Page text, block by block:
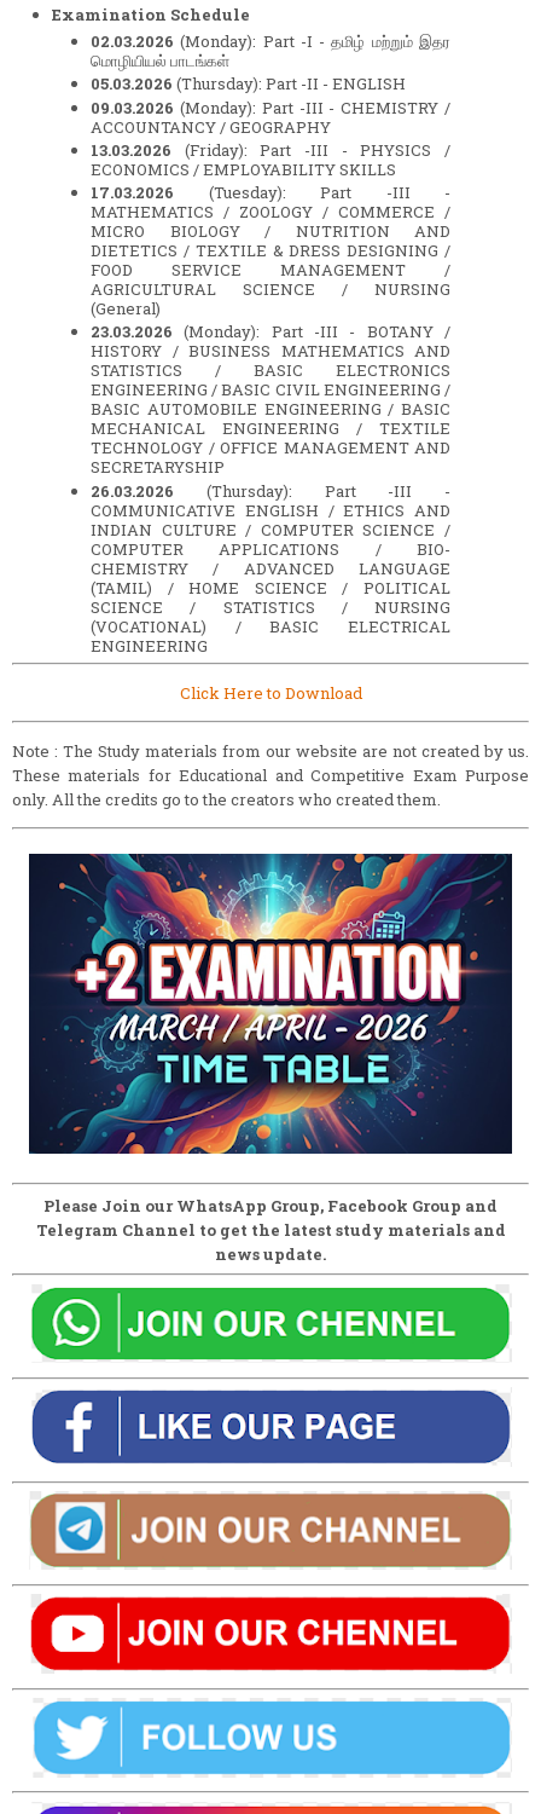
Examination Schedule
02.03.2026 (Monday): Part -I - தமிழ் மற்றும் இதர
மொழியியல் பாடங்கள்
05.03.2026 (Thursday): Part -II - ENGLISH
09.03.2026 (Monday): Part -III - CHEMISTRY /
ACCOUNTANCY / GEOGRAPHY
13.03.2026 (Friday): Part -III - PHYSICS /
ECONOMICS / EMPLOYABILITY SKILLS
17.03.2026 (Tuesday): Part -III -
MATHEMATICS / ZOOLOGY / COMMERCE /
MICRO BIOLOGY / NUTRITION AND
DIETETICS / TEXTILE & DRESS DESIGNING /
FOOD SERVICE MANAGEMENT /
AGRICULTURAL SCIENCE / NURSING
(General)
23.03.2026 (Monday): Part -III - BOTANY /
HISTORY / BUSINESS MATHEMATICS AND
STATISTICS / BASIC ELECTRONICS
ENGINEERING / BASIC CIVIL ENGINEERING /
BASIC AUTOMOBILE ENGINEERING / BASIC
MECHANICAL ENGINEERING / TEXTILE
TECHNOLOGY / OFFICE MANAGEMENT AND
SECRETARYSHIP
26.03.2026 (Thursday): Part -III -
COMMUNICATIVE ENGLISH / ETHICS AND
INDIAN CULTURE / COMPUTER SCIENCE /
COMPUTER APPLICATIONS / BIO-
CHEMISTRY / ADVANCED LANGUAGE
(TAMIL) / HOME SCIENCE / POLITICAL
SCIENCE / STATISTICS / NURSING
(VOCATIONAL) / BASIC ELECTRICAL
ENGINEERING
Click Here to Download
Note : The Study materials from our website are not created by us.
These materials for Educational and Competitive Exam Purpose
only. All the credits go to the creators who created them.
Please Join our WhatsApp Group, Facebook Group and
Telegram Channel to get the latest study materials and
news update.